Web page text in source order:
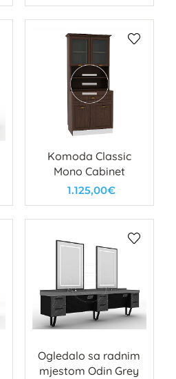
Komoda Classic
Mono Cabinet
1.125,00€
Ogledalo sa radnim
mjestom Odin Grey